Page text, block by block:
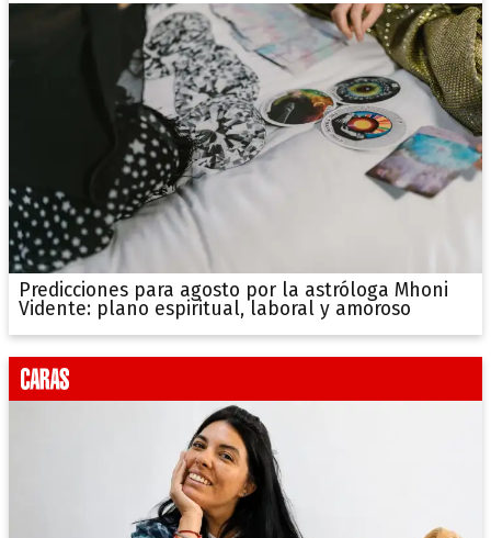
Predicciones para agosto por la astróloga Mhoni
Vidente: plano espiritual, laboral y amoroso